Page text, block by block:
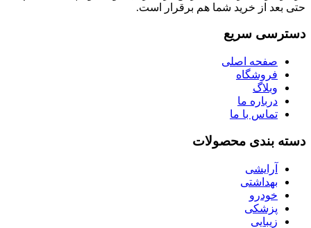
حتی بعد از خرید شما هم برقرار است.
دسترسی سریع
صفحه اصلی
فروشگاه
وبلاگ
درباره ما
تماس با ما
دسته بندی محصولات
آرایشی
بهداشتی
خودرو
پزشکی
زیبایی